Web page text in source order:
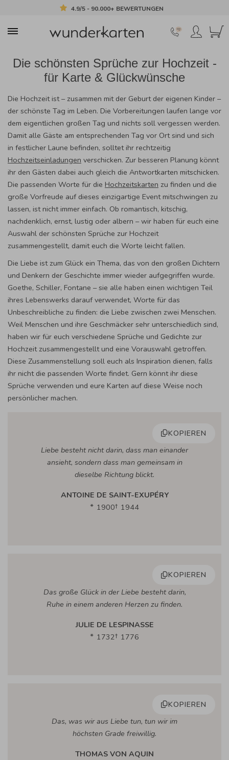
4.9/5 - 90.000+ BEWERTUNGEN
Die schönsten Sprüche zur Hochzeit -
für Karte & Glückwünsche
Die Hochzeit ist – zusammen mit der Geburt der eigenen Kinder –
der schönste Tag im Leben. Die Vorbereitungen laufen lange vor
dem eigentlichen großen Tag und nichts soll vergessen werden.
Damit alle Gäste am entsprechenden Tag vor Ort sind und sich
in festlicher Laune befinden, solltet ihr rechtzeitig
Hochzeitseinladungen verschicken. Zur besseren Planung könnt
ihr den Gästen dabei auch gleich die Antwortkarten mitschicken.
Die passenden Worte für die Hochzeitskarten zu finden und die
große Vorfreude auf dieses einzigartige Event mitschwingen zu
lassen, ist nicht immer einfach. Ob romantisch, kitschig,
nachdenklich, ernst, lustig oder albern – wir haben für euch eine
Auswahl der schönsten Sprüche zur Hochzeit
zusammengestellt, damit euch die Worte leicht fallen.
Die Liebe ist zum Glück ein Thema, das von den großen Dichtern
und Denkern der Geschichte immer wieder aufgegriffen wurde.
Goethe, Schiller, Fontane – sie alle haben einen wichtigen Teil
ihres Lebenswerks darauf verwendet, Worte für das
Unbeschreibliche zu finden: die Liebe zwischen zwei Menschen.
Weil Menschen und ihre Geschmäcker sehr unterschiedlich sind,
haben wir für euch verschiedene Sprüche und Gedichte zur
Hochzeit zusammengestellt und eine Vorauswahl getroffen.
Diese Zusammenstellung soll euch als Inspiration dienen, falls
ihr nicht die passenden Worte findet. Gern könnt ihr diese
Sprüche verwenden und eure Karten auf diese Weise noch
persönlicher machen.
KOPIEREN
Liebe besteht nicht darin, dass man einander
ansieht, sondern dass man gemeinsam in
dieselbe Richtung blickt.
ANTOINE DE SAINT-EXUPÉRY
1900
1944
KOPIEREN
Das große Glück in der Liebe besteht darin,
Ruhe in einem anderen Herzen zu finden.
JULIE DE LESPINASSE
1732
1776
KOPIEREN
Das, was wir aus Liebe tun, tun wir im
höchsten Grade freiwillig.
THOMAS VON AQUIN